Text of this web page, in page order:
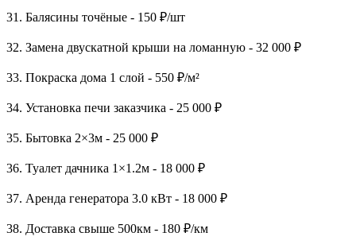
31. Балясины точёные - 150 ₽/шт
32. Замена двускатной крыши на ломанную - 32 000 ₽
33. Покраска дома 1 слой - 550 ₽/м²
34. Установка печи заказчика - 25 000 ₽
35. Бытовка 2×3м - 25 000 ₽
36. Туалет дачника 1×1.2м - 18 000 ₽
37. Аренда генератора 3.0 кВт - 18 000 ₽
38. Доставка свыше 500км - 180 ₽/км